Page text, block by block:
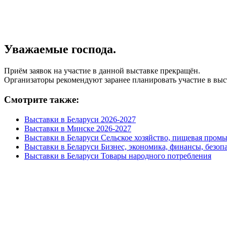
Уважаемые господа.
Приём заявок на участие в данной выставке прекращён.
Организаторы рекомендуют заранее планировать участие в
Смотрите также:
Выставки в Беларуси 2026-2027
Выставки в Минске 2026-2027
Выставки в Беларуси Сельское хозяйство, пищевая
Выставки в Беларуси Бизнес, экономика, финансы,
Выставки в Беларуси Товары народного потребления